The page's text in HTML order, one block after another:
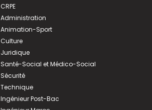
CRPE
Administration
Animation-Sport
Culture
Juridique
Santé-Social et Médico-Social
Sécurité
Technique
Ingénieur Post-Bac